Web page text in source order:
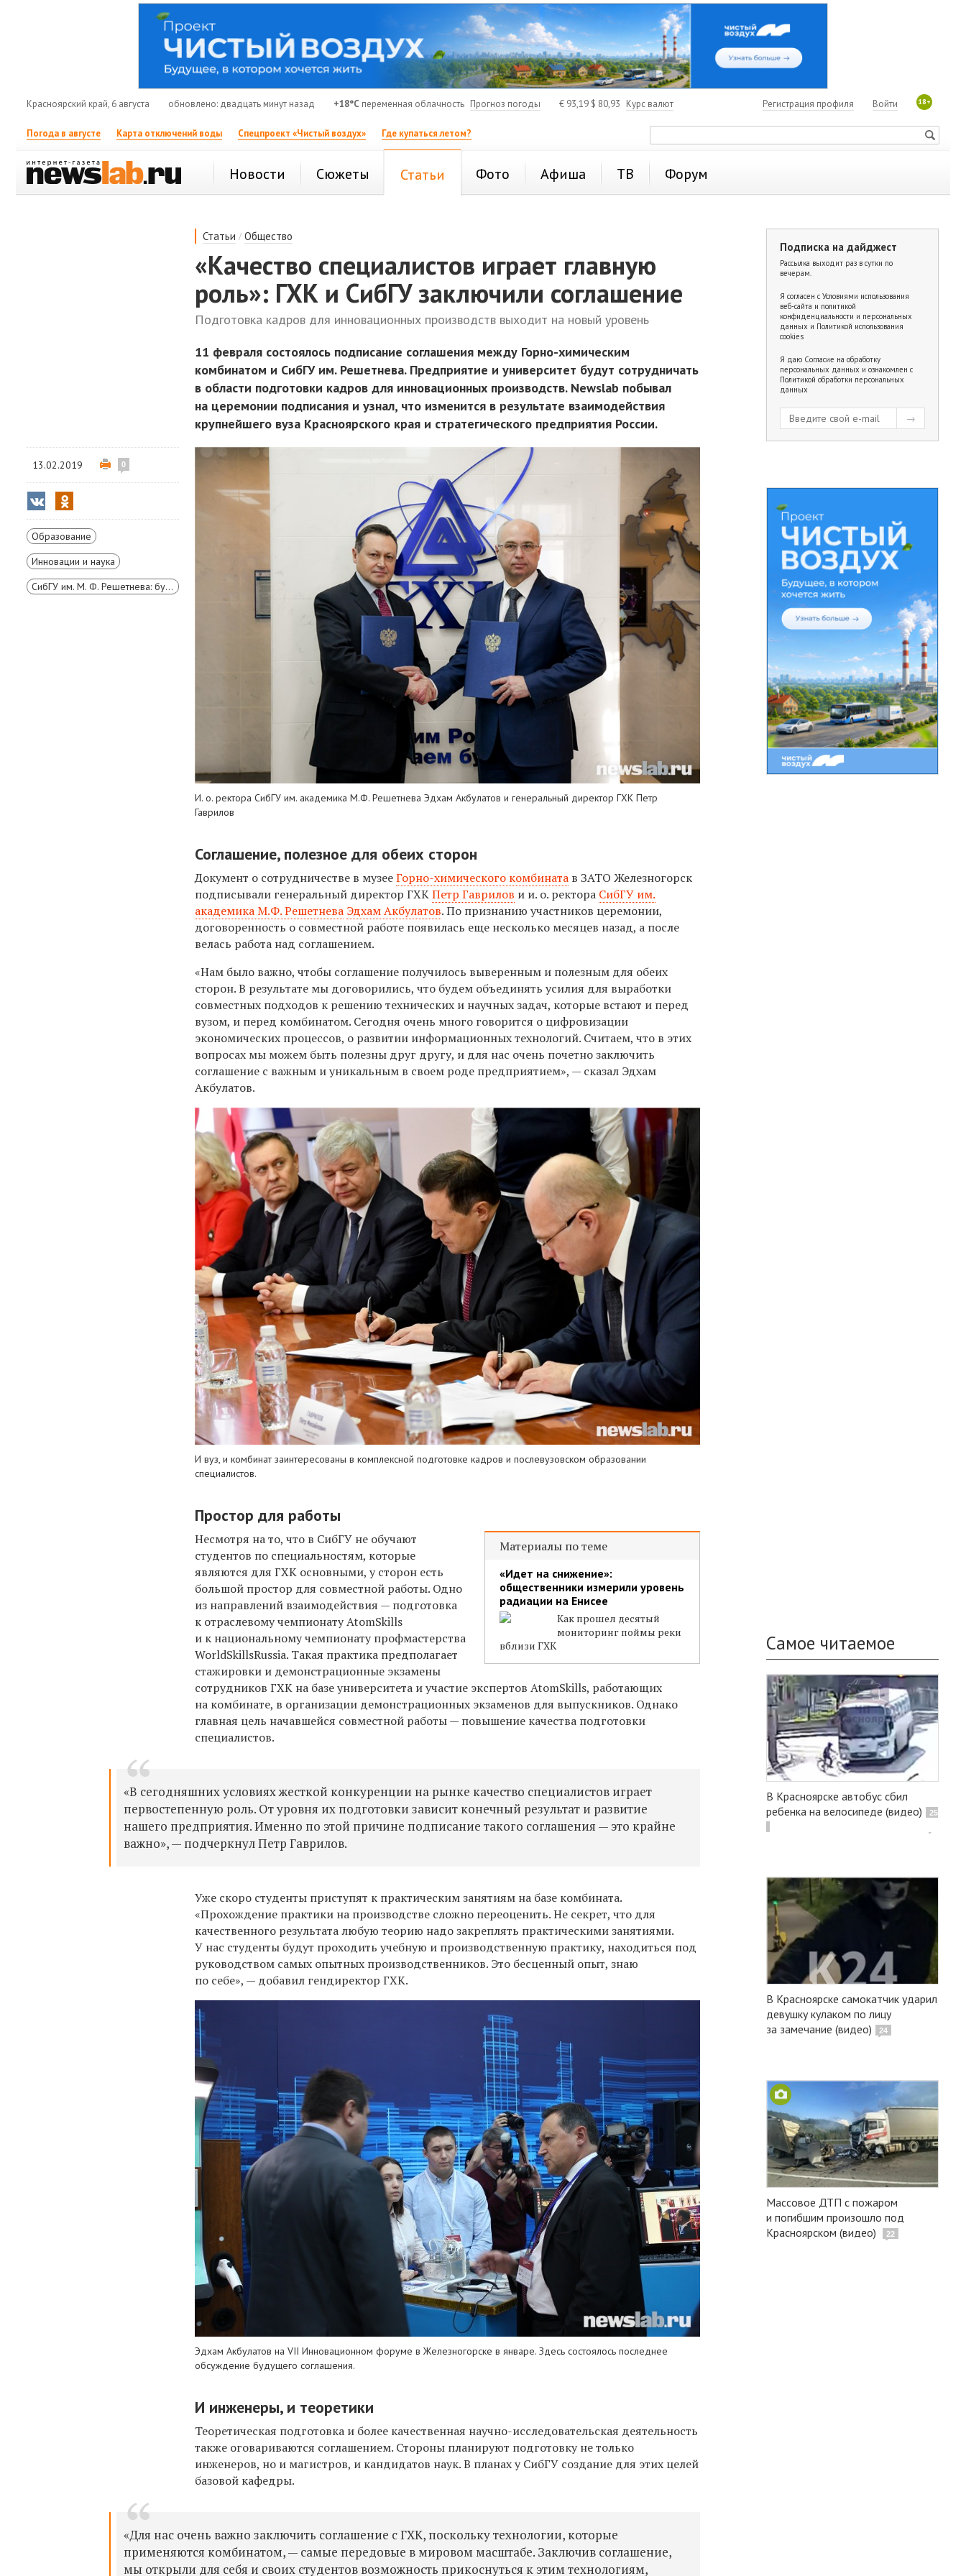
Красноярский край, 6 августа обновлено: двадцать минут назад +18°C переменная облачность Прогноз погоды € 93,19 $ 80,93 Курс валют 18+
Войти
Регистрация профиля
Погода в августе Карта отключений воды Спецпроект «Чистый воздух» Где купаться летом?
Новости Сюжеты Статьи Фото Афиша ТВ Форум
Статьи /Общество
«Качество специалистов играет главную
роль»: ГХК и СибГУ заключили соглашение
Подготовка кадров для инновационных производств выходит на новый уровень
11 февраля состоялось подписание соглашения между Горно-химическим
комбинатом и СибГУ им. Решетнева. Предприятие и университет будут сотрудничать
в области подготовки кадров для инновационных производств. Newslab побывал
на церемонии подписания и узнал, что изменится в результате взаимодействия
крупнейшего вуза Красноярского края и стратегического предприятия России.
13.02.2019 0
Образование
Инновации и наука
СибГУ им. М. Ф. Решетнева: будущее — сегодня!
И. о. ректора СибГУ им. академика М.Ф. Решетнева Эдхам Акбулатов и генеральный директор ГХК Петр
Гаврилов
Соглашение, полезное для обеих сторон
Документ о сотрудничестве в музееГорно-химического комбината в ЗАТО Железногорск
подписывали генеральный директор ГХКПетр Гаврилов и и. о. ректора СибГУ им.
академика М.Ф. Решетнева Эдхам Акбулатов. По признанию участников церемонии,
договоренность о совместной работе появилась еще несколько месяцев назад, а после
велась работа над соглашением.
«Нам было важно, чтобы соглашение получилось выверенным и полезным для обеих
сторон. В результате мы договорились, что будем объединять усилия для выработки
совместных подходов к решению технических и научных задач, которые встают и перед
вузом, и перед комбинатом. Сегодня очень много говорится о цифровизации
экономических процессов, о развитии информационных технологий. Считаем, что в этих
вопросах мы можем быть полезны друг другу, и для нас очень почетно заключить
соглашение с важным и уникальным в своем роде предприятием», — сказал Эдхам
Акбулатов.
И вуз, и комбинат заинтересованы в комплексной подготовке кадров и послевузовском образовании
специалистов.
Простор для работы
Материалы по теме
«Идет на снижение»:
общественники измерили уровень
радиации на Енисее
Как прошел десятый
мониторинг поймы реки
вблизи ГХК
Несмотря на то, что в СибГУ не обучают
студентов по специальностям, которые
являются для ГХК основными, у сторон есть
большой простор для совместной работы. Одно
из направлений взаимодействия — подготовка
к отраслевому чемпионатуAtomSkills
и к национальному чемпионату профмастерства
WorldSkillsRussia. Такая практика предполагает
стажировки и демонстрационные экзамены
сотрудников ГХК на базе университета иучастие экспертов AtomSkills, работающих
на комбинате, в организации демонстрационных экзаменов для выпускников. Однако
главная цель начавшейся совместной работы — повышение качества подготовки
специалистов.
«В сегодняшних условияхжесткой конкуренции на рынке качество специалистов играет
первостепенную роль. Отуровня их подготовки зависит конечный результат и развитие
нашего предприятия.Именно по этой причине подписание такого соглашения — это крайне
важно», — подчеркнул Петр Гаврилов.
Уже скоро студенты приступят к практическим занятиям на базе комбината.
«Прохождение практики на производстве сложно переоценить. Не секрет, что для
качественного результаталюбую теорию надо закреплять практическими занятиями.
У нас студенты будут проходить учебную и производственную практику, находиться под
руководством самых опытных производственников. Это бесценный опыт,знаю
по себе», — добавил гендиректор ГХК.
Эдхам Акбулатов на VII Инновационном форуме в Железногорске в январе. Здесь состоялось последнее
обсуждение будущего соглашения.
И инженеры, и теоретики
Теоретическая подготовка и более качественная научно-исследовательская деятельность
также оговариваются соглашением. Стороны планируют подготовку не только
инженеров, но и магистров, и кандидатов наук.В планах у СибГУ создание для этих целей
базовой кафедры.
«Для нас очень важно заключить соглашение с ГХК, поскольку технологии, которые
применяются комбинатом, — самые передовые в мировом масштабе. Заключив соглашение,
мы открыли для себя и своих студентов возможность прикоснуться к этим технологиям,
Подписка на дайджест
Рассылка выходит раз в сутки по
вечерам.
Я согласен с Условиями использования
веб-сайта и политикой
конфиденциальности и персональных
данных и Политикой использования
cookies
Я даю Согласие на обработку
персональных данных и ознакомлен с
Политикой обработки персональных
данных
Самое читаемое
В Красноярске автобус сбил
ребенка на велосипеде (видео)
25
В Красноярске самокатчик ударил
девушку кулаком по лицу
за замечание (видео)
24
Массовое ДТП с пожаром
и погибшим произошло под
Красноярском (видео)
22